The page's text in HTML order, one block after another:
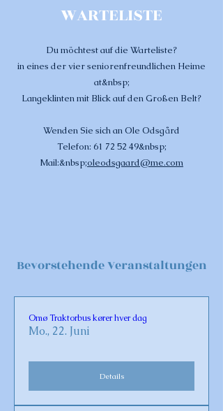
WARTELISTE
Du möchtest auf die Warteliste?
in eines der vier seniorenfreundlichen Heime
at&nbsp;
Langeklinten mit Blick auf den Großen Belt?
Wenden Sie sich an Ole Odsgård
Telefon: 61 72 52 49&nbsp;
Mail:&nbsp;oleodsgaard@me.com
Bevorstehende Veranstaltungen
Omø Traktorbus kører hver dag
Mo., 22. Juni
Details